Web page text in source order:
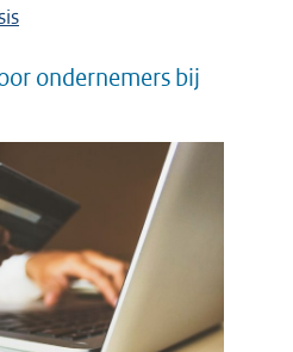
ondernemers bij